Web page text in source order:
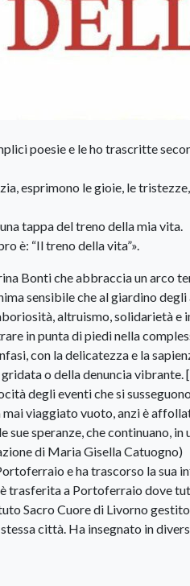
poesie e le ho trascritte
esprimono le gioie, le
tappa del treno della mia vita.
è: “Il treno della vita”».
Bonti che abbraccia un arco
sensibile che al giardino
altruismo, solidarietà e
in punta di piedi nella
con la delicatezza e la
o della denuncia
degli eventi che si
mai viaggiato vuoto, anzi è
sue speranze, che continuano,
di Maria Gisella Catuogno)
e ha trascorso la sua
trasferita a Portoferraio dove
Sacro Cuore di Livorno
città. Ha insegnato in